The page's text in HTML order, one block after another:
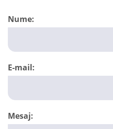
Nume:
E-mail:
Mesaj: